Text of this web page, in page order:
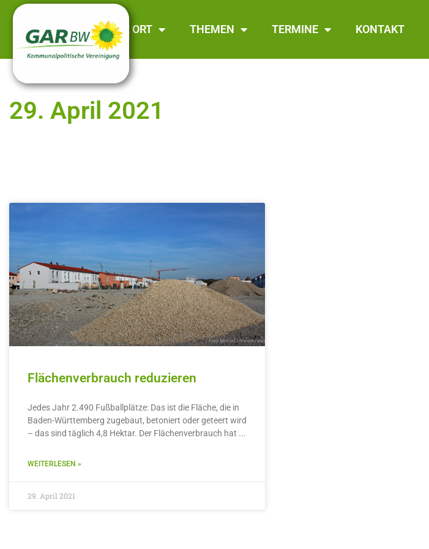
GAR BW VOR ORT THEMEN TERMINE KONTAKT
29. April 2021
Flächenverbrauch reduzieren
Jedes Jahr 2.490 Fußballplätze: Das ist die Fläche, die in
Baden-Württemberg zugebaut, betoniert oder geteert wird
– das sind täglich 4,8 Hektar. Der Flächenverbrauch hat
WEITERLESEN »
29. April 2021